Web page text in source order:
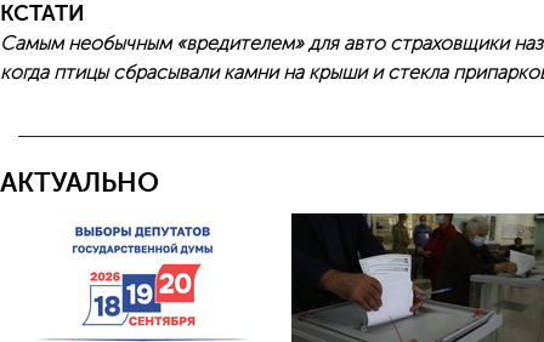
КСТАТИ
Самым необычным «вредителем» для авто страховщики
когда птицы сбрасывали камни на крыши и стекла
АКТУАЛЬНО